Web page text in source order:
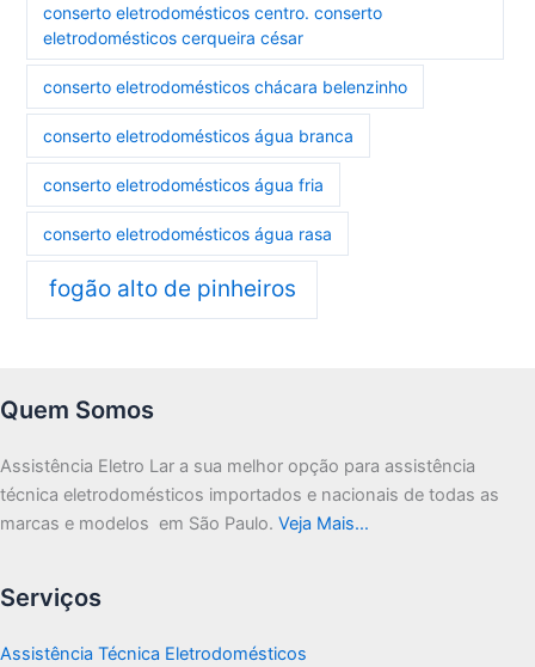
conserto eletrodomésticos centro. conserto
eletrodomésticos cerqueira césar
conserto eletrodomésticos chácara belenzinho
conserto eletrodomésticos água branca
conserto eletrodomésticos água fria
conserto eletrodomésticos água rasa
fogão alto de pinheiros
Quem Somos
Assistência Eletro Lar a sua melhor opção para assistência
técnica eletrodomésticos importados e nacionais de todas as
marcas e modelos em São Paulo. Veja Mais…
Serviços
Assistência Técnica Eletrodomésticos